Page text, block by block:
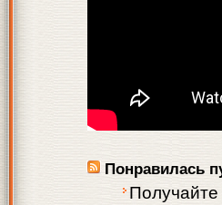
Понравилась